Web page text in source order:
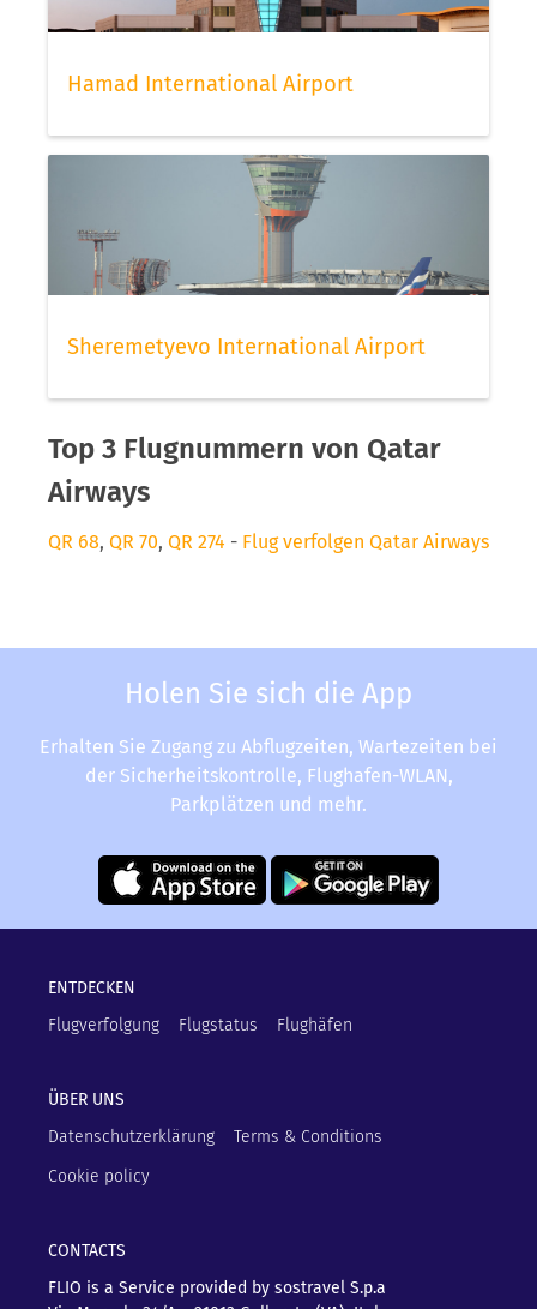
Hamad International Airport
Sheremetyevo International Airport
Top 3 Flugnummern von Qatar
Airways
QR 68, QR 70, QR 274 - Flug verfolgen Qatar Airways
Holen Sie sich die App
Erhalten Sie Zugang zu Abflugzeiten, Wartezeiten bei
der Sicherheitskontrolle, Flughafen-WLAN,
Parkplätzen und mehr.
ENTDECKEN
Flugverfolgung
Flugstatus Flughäfen
ÜBER UNS
Datenschutzerklärung
Terms & Conditions
Cookie policy
CONTACTS
FLIO is a Service provided by sostravel S.p.a